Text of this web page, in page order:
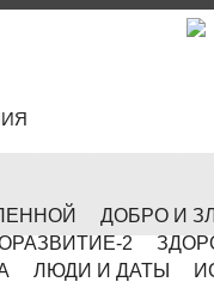
ДОБРО И
2
ЛЮДИ И ДАТЫ